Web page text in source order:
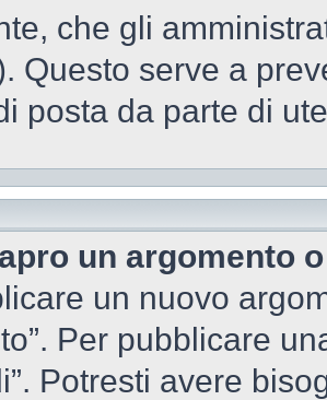
che gli
Questo serve a
posta da parte di
un argomento
un nuovo
Per pubblicare
Potresti avere